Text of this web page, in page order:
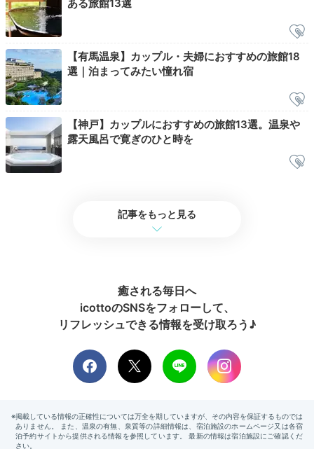
Check-out
12:00
昼までゆっくり過ごし
チェックアウト
スーベニアショップ
所。朝食後にもう一度温泉に入ったり、お部屋で二度寝
したり、館内の「スーベニアショップ」でお土産を選ん
ある旅館13選
【有馬温泉】カップル・夫婦におすすめの旅館18
選｜泊まってみたい憧れ宿
【神戸】カップルにおすすめの旅館13選。温泉や
露天風呂で寛ぎのひと時を
記事をもっと見る
癒される毎日へ
icottoのSNSをフォローして、
リフレッシュできる情報を受け取ろう♪